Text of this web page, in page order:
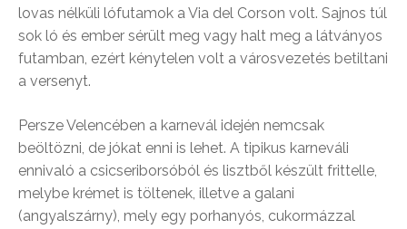
lovas nélküli lófutamok a Via del Corson volt. Sajnos túl
sok ló és ember sérült meg vagy halt meg a látványos
futamban, ezért kénytelen volt a városvezetés betiltani
a versenyt.
Persze Velencében a karnevál idején nemcsak
beöltözni, de jókat enni is lehet. A tipikus karneváli
ennivaló a csicseriborsóból és lisztből készült frittelle,
melybe krémet is töltenek, illetve a galani
(angyalszárny), mely egy porhanyós, cukormázzal